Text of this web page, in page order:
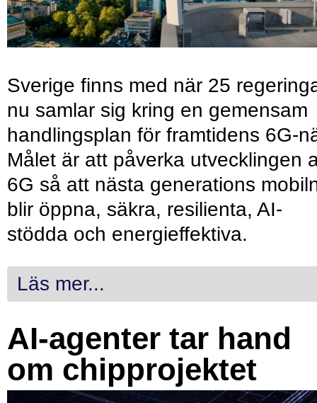
Sverige finns med när 25
nu samlar sig kring en gemensam
handlingsplan för framtidens 6G-
Målet är att påverka utvecklingen
6G så att nästa generations
blir öppna, säkra, resilienta, AI-
stödda och energieffektiva.
Läs mer...
AI-agenter tar hand
om chipprojektet